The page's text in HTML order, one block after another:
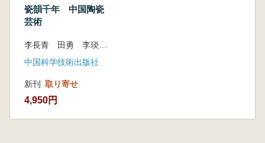
瓷韻千年 中国陶瓷
芸術
中国科学技術出版社
新刊 取り寄せ
4,950円